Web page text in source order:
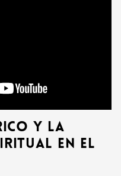
y la
en el